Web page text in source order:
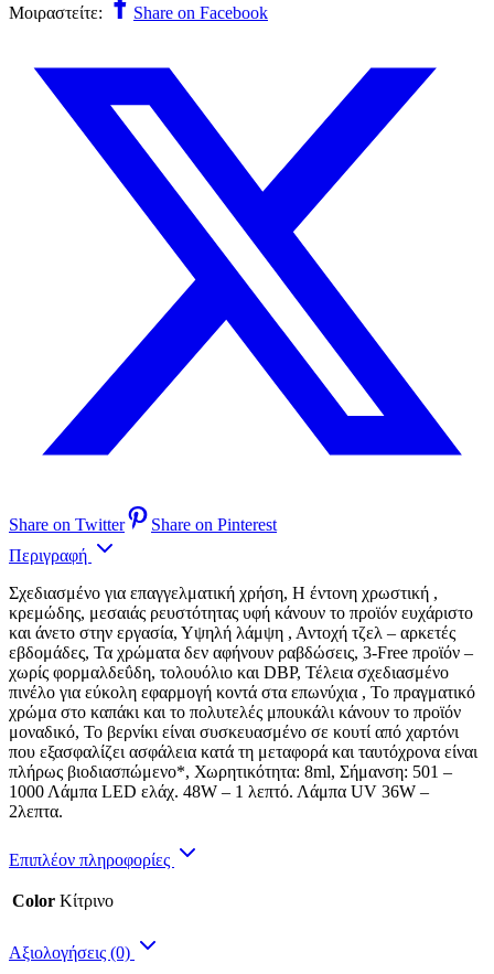
Μοιραστείτε:
Share on Facebook
Share on Twitter
Share on Pinterest
Περιγραφή
Σχεδιασμένο για επαγγελματική χρήση, Η έντονη χρωστική ,
κρεμώδης, μεσαιάς ρευστότητας υφή κάνουν το προϊόν ευχάριστο
και άνετο στην εργασία, Υψηλή λάμψη , Αντοχή τζελ – αρκετές
εβδομάδες, Τα χρώματα δεν αφήνουν ραβδώσεις, 3-Free προϊόν –
χωρίς φορμαλδεΰδη, τολουόλιο και DBP, Τέλεια σχεδιασμένο
πινέλο για εύκολη εφαρμογή κοντά στα επωνύχια , Το πραγματικό
χρώμα στο καπάκι και το πολυτελές μπουκάλι κάνουν το προϊόν
μοναδικό, Το βερνίκι είναι συσκευασμένο σε κουτί από χαρτόνι
που εξασφαλίζει ασφάλεια κατά τη μεταφορά και ταυτόχρονα είναι
πλήρως βιοδιασπώμενο*, Χωρητικότητα: 8ml, Σήμανση: 501 –
1000 Λάμπα LED ελάχ. 48W – 1 λεπτό. Λάμπα UV 36W –
2λεπτα.
Επιπλέον πληροφορίες
Color Κίτρινο
Αξιολογήσεις (0)